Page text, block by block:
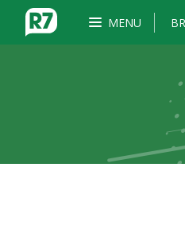
MENU